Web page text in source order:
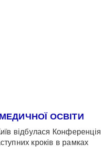
ОСВІТИ
відбулася Конференція
кроків в рамках